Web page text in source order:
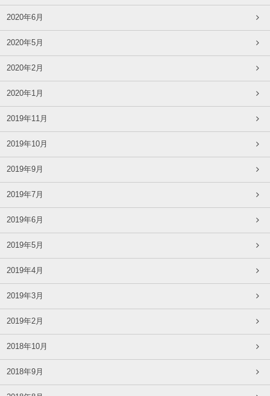
2020年6月
2020年5月
2020年2月
2020年1月
2019年11月
2019年10月
2019年9月
2019年7月
2019年6月
2019年5月
2019年4月
2019年3月
2019年2月
2018年10月
2018年9月